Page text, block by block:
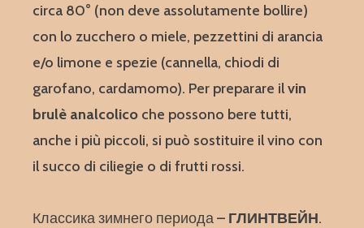
circa 80° (non deve assolutamente bollire)
con lo zucchero o miele, pezzettini di arancia
e/o limone e spezie (cannella, chiodi di
garofano, cardamomo). Per preparare ilvin
brulè analcolico che possono bere tutti,
anche i più piccoli, si può sostituire il vino con
il succo di ciliegie o di frutti rossi.
Классика зимнего периода – ГЛИНТВЕЙН.